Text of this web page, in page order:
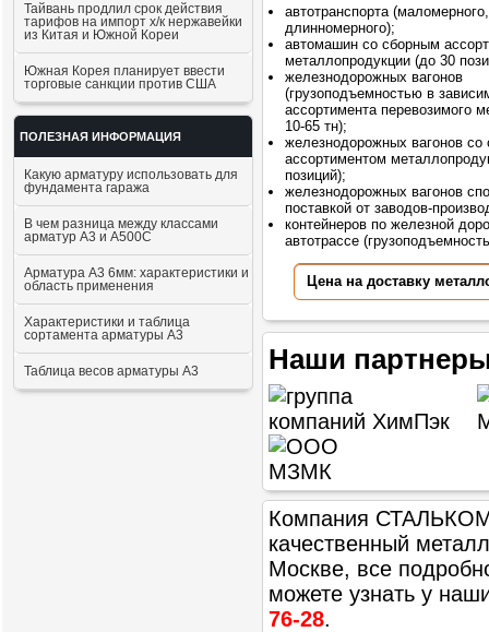
Тайвань продлил срок действия
тарифов на импорт х/к нержавейки
из Китая и Южной Кореи
Южная Корея планирует ввести
торговые санкции против США
ПОЛЕЗНАЯ ИНФОРМАЦИЯ
Какую арматуру использовать для
фундамента гаража
В чем разница между классами
арматур А3 и А500С
Арматура А3 6мм: характеристики и
область применения
Характеристики и таблица
сортамента арматуры А3
Таблица весов арматуры А3
автотранспорта (маломерного,
длинномерного);
автомашин со сборным
металлопродукции (до 30
железнодорожных вагонов
(грузоподъемностью в
ассортимента перевозимого
10-65 тн);
железнодорожных вагонов со
ассортиментом
позиций);
железнодорожных вагонов
поставкой от заводов-
контейнеров по железной
автотрассе
Цена на доставку
Наши
Компания СТАЛЬКОМ
качественный
Москве, все
можете узнать у
76-28.